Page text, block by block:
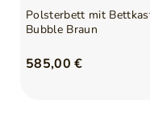
Polsterbett mit
Bubble Braun
585,00 €